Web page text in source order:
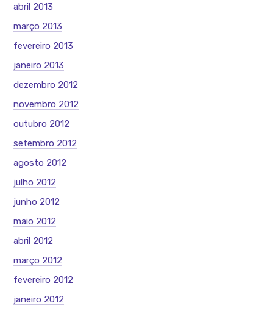
abril 2013
março 2013
fevereiro 2013
janeiro 2013
dezembro 2012
novembro 2012
outubro 2012
setembro 2012
agosto 2012
julho 2012
junho 2012
maio 2012
abril 2012
março 2012
fevereiro 2012
janeiro 2012